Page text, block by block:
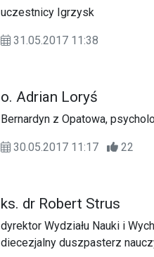
uczestnicy Igrzysk
31.05.2017 11:38
o. Adrian Loryś
Bernardyn z Opatowa,
30.05.2017 11:17 22
ks. dr Robert Strus
dyrektor Wydziału Nauki i
diecezjalny duszpasterz